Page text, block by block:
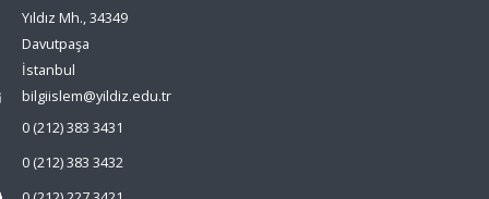
Yıldız Mh., 34349
Davutpaşa
İstanbul
bilgiislem@yildiz.edu.tr
0 (212) 383 3431
0 (212) 383 3432